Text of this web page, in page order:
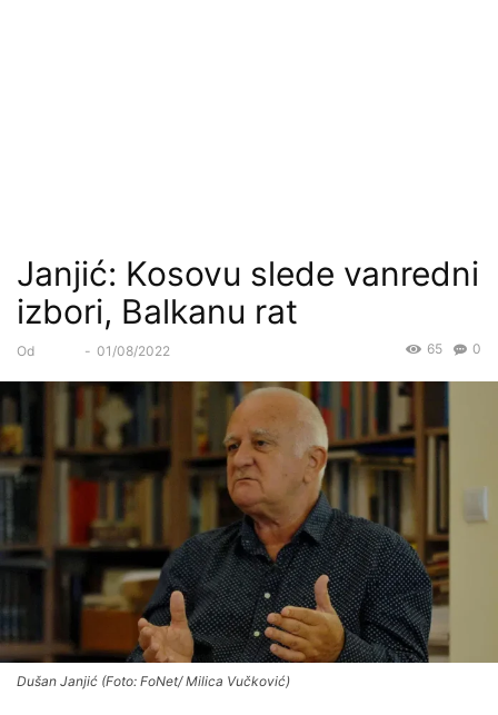
Janjić: Kosovu slede vanredni
izbori, Balkanu rat
Od - 01/08/2022 0
65
Dušan Janjić (Foto: FoNet/ Milica Vučković)